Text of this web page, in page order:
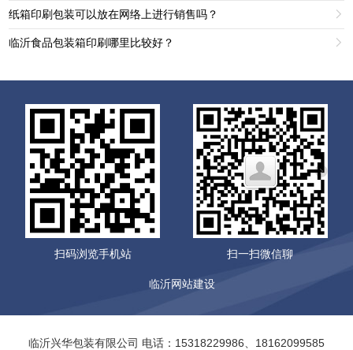
纸箱印刷包装可以放在网络上进行销售吗？ 
临沂食品包装箱印刷哪里比较好？ 
扫码浏览手机站 扫一扫微信聊
临沂网站建设
临沂兴华包装有限公司 电话：15318229986、18162099585